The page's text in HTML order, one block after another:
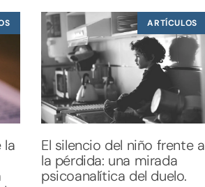
la
ARTÍCULOS
El silencio del niño frente a
la pérdida: una mirada
psicoanalítica del duelo.